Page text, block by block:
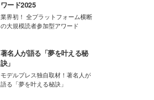
ワード2025
業界初！ 全プラットフォーム横断
の大規模読者参加型アワード
著名人が語る「夢を叶える秘
訣」
モデルプレス独自取材！著名人が
語る「夢を叶える秘訣」